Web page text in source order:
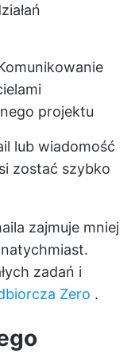
projektu
lub wiadomość
zostać szybko
zajmuje mniej
zadań i
Zero .